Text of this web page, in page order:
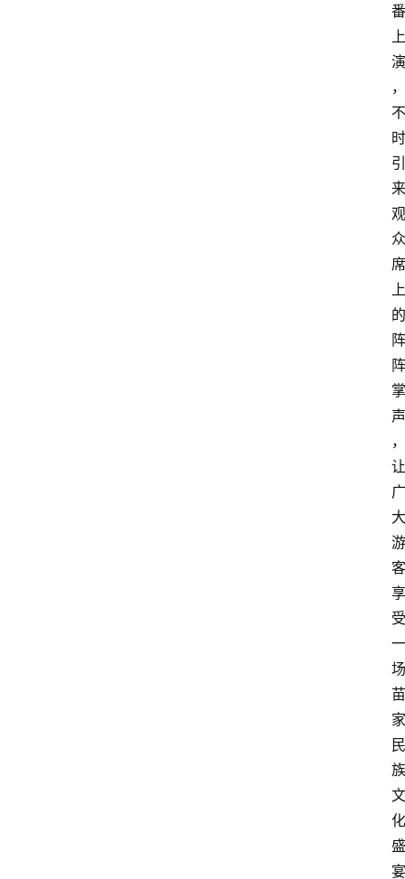
番
上
演
，
不
时
引
来
观
众
席
上
的
阵
阵
掌
声
，
让
广
大
游
客
享
受
一
场
苗
家
民
族
文
化
盛
宴